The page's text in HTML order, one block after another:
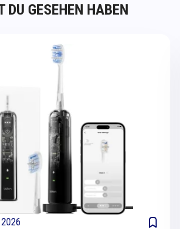
DU GESEHEN HABEN